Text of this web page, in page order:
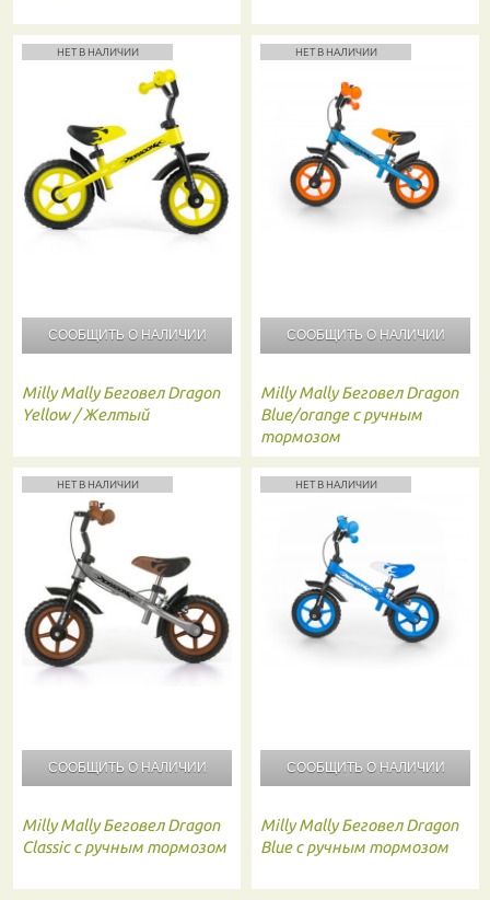
НЕТ В НАЛИЧИИ
СООБЩИТЬ О НАЛИЧИИ
Milly Mally Беговел Dragon
Yellow / Желтый
НЕТ В НАЛИЧИИ
СООБЩИТЬ О НАЛИЧИИ
Milly Mally Беговел Dragon
Blue/orange с ручным
тормозом
НЕТ В НАЛИЧИИ
СООБЩИТЬ О НАЛИЧИИ
Milly Mally Беговел Dragon
Classic с ручным тормозом
НЕТ В НАЛИЧИИ
СООБЩИТЬ О НАЛИЧИИ
Milly Mally Беговел Dragon
Blue с ручным тормозом